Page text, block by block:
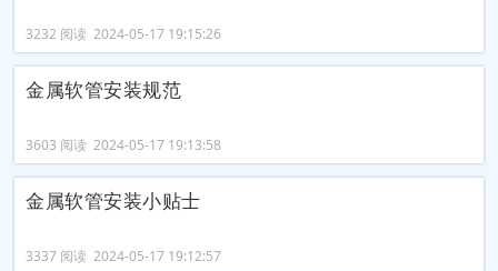
3232 阅读 2024-05-17 19:15:26
金属软管安装规范
3603 阅读 2024-05-17 19:13:58
金属软管安装小贴士
3337 阅读 2024-05-17 19:12:57